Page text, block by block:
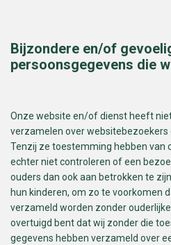
Bijzondere en/of
persoonsgegevens die
Onze website en/of dienst heeft
verzamelen over websitebezoekers
Tenzij ze toestemming hebben van
echter niet controleren of een
ouders dan ook aan betrokken te
hun kinderen, om zo te voorkomen
verzameld worden zonder
overtuigd bent dat wij zonder die
gegevens hebben verzameld over